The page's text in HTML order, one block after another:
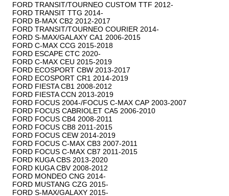
FORD TRANSIT/TOURNEO CUSTOM TTF 2012-
FORD TRANSIT TTG 2014-
FORD B-MAX CB2 2012-2017
FORD TRANSIT/TOURNEO COURIER 2014-
FORD S-MAX/GALAXY CA1 2006-2015
FORD C-MAX CCG 2015-2018
FORD ESCAPE CTC 2020-
FORD C-MAX CEU 2015-2019
FORD ECOSPORT CBW 2013-2017
FORD ECOSPORT CR1 2014-2019
FORD FIESTA CB1 2008-2012
FORD FIESTA CCN 2013-2019
FORD FOCUS 2004-/FOCUS C-MAX CAP 2003-2007
FORD FOCUS CABRIOLET CA5 2006-2010
FORD FOCUS CB4 2008-2011
FORD FOCUS CB8 2011-2015
FORD FOCUS CEW 2014-2019
FORD FOCUS C-MAX CB3 2007-2011
FORD FOCUS C-MAX CB7 2011-2015
FORD KUGA CBS 2013-2020
FORD KUGA CBV 2008-2012
FORD MONDEO CNG 2014-
FORD MUSTANG CZG 2015-
FORD S-MAX/GALAXY 2015-